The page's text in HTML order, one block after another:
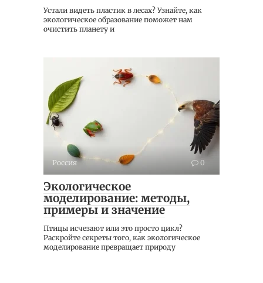
Устали видеть пластик в лесах? Узнайте, как
экологическое образование поможет нам
очистить планету и
Россия 0
Экологическое
моделирование: методы,
примеры и значение
Птицы исчезают или это просто цикл?
Раскройте секреты того, как экологическое
моделирование превращает природу